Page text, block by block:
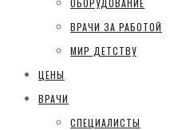
ОБОРУДОВАНИЕ
ВРАЧИ ЗА РАБОТОЙ
МИР ДЕТСТВУ
ЦЕНЫ
ВРАЧИ
СПЕЦИАЛИСТЫ